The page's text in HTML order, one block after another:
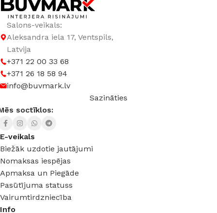
Salons-veikals:
Aleksandra iela 17, Ventspils,
Latvija
+371 22 00 33 68
+371 26 18 58 94
info@buvmark.lv
Sazināties
soctīklos:
E-veikals
Biežāk uzdotie jautājumi
Nomaksas iespējas
Apmaksa un Piegāde
Pasūtījuma statuss
Vairumtirdzniecība
Info